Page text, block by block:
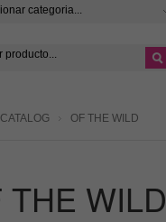
categoria...
CATALOG OF THE WILD
THE WILD